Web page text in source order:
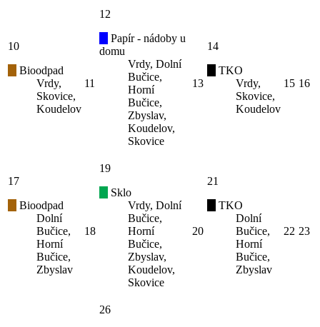
10
Bioodpad
Vrdy,
Skovice,
Koudelov
11
12
Papír - nádoby u
domu
Vrdy, Dolní
Bučice,
Horní
Bučice,
Zbyslav,
Koudelov,
Skovice
13
14
TKO
Vrdy,
Skovice,
Koudelov
15 16
17
Bioodpad
Dolní
Bučice,
Horní
Bučice,
Zbyslav
18
19
Sklo
Vrdy, Dolní
Bučice,
Horní
Bučice,
Zbyslav,
Koudelov,
Skovice
20
21
TKO
Dolní
Bučice,
Horní
Bučice,
Zbyslav
22 23
26